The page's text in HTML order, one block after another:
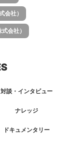
会社）
会社）
対談・インタビュー
ナレッジ
ドキュメンタリー